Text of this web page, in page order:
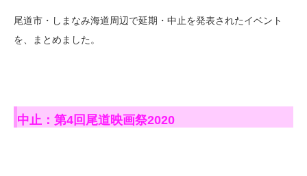
尾道市・しまなみ海道周辺で延期・中止を発表されたイベント
を、まとめました。
中止：第4回尾道映画祭2020